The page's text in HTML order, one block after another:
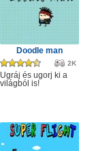
Doodle man
2K
Ugráj és ugorj ki a
világból is!